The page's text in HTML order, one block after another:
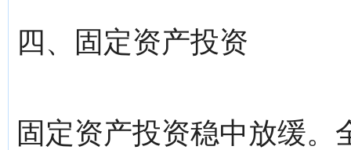
四、固定资产投资
固定资产投资稳中放缓